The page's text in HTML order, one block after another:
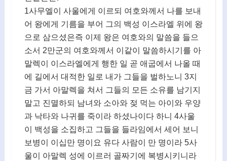
1사무엘이 사울에게 이르되 여호와께서 나를 보내
어 왕에게 기름을 부어 그의 백성 이스라엘 위에 왕
으로 삼으셨은즉 이제 왕은 여호와의 말씀을 들으
소서 2만군의 여호와께서 이같이 말씀하시기를 아
말렉이 이스라엘에게 행한 일 곧 애굽에서 나올 때
에 길에서 대적한 일로 내가 그들을 벌하노니 3지
금 가서 아말렉을 쳐서 그들의 모든 소유를 남기지
말고 진멸하되 남녀와 소아와 젖 먹는 아이와 우양
과 낙타와 나귀를 죽이라 하셨나이다 하니 4사울
이 백성을 소집하고 그들을 들라임에서 세어 보니
보병이 이십만 명이요 유다 사람이 만 명이라 5사
울이 아말렉 성에 이르러 골짜기에 복병시키니라